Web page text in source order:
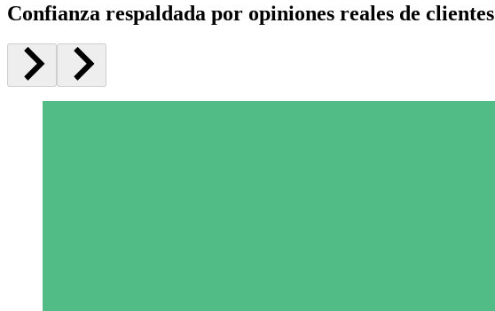
Confianza respaldada por opiniones reales de clientes